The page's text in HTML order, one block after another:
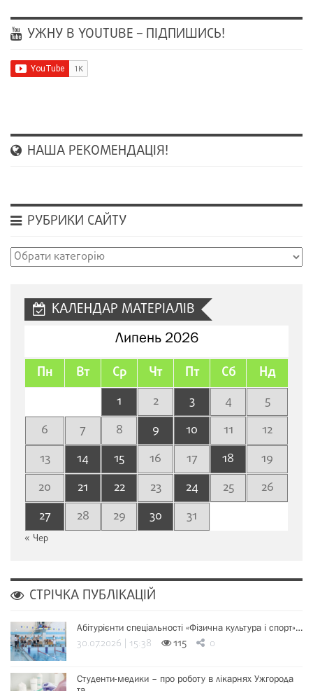
УЖНУ В YOUTUBE – ПІДПИШИСЬ!
НАША РЕКОМЕНДАЦІЯ!
РУБРИКИ САЙТУ
Рубрики
КАЛЕНДАР МАТЕРІАЛІВ
Липень 2026
Пн Вт Ср Чт Пт Сб Нд
1 2 3 4
5
6
7 8 9 10 11
12
13
14 15 16 17 18
19
20
21 22 23 24 25
26
27
28 29 30 31
« Чер
СТРІЧКА ПУБЛІКАЦІЙ
Абітурієнти спеціальності «Фізична культура і спорт»…
30.07.2026 | 15:38 115 0
Студенти-медики – про роботу в лікарнях Ужгорода